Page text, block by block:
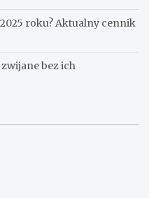
roku? Aktualny cennik
bez ich